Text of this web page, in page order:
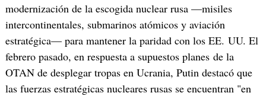
modernización de la escogida nuclear rusa —misiles
intercontinentales, submarinos atómicos y aviación
estratégica— para mantener la paridad con los EE. UU. El
febrero pasado, en respuesta a supuestos planes de la
OTAN de desplegar tropas en Ucrania, Putin destacó que
las fuerzas estratégicas nucleares rusas se encuentran "en